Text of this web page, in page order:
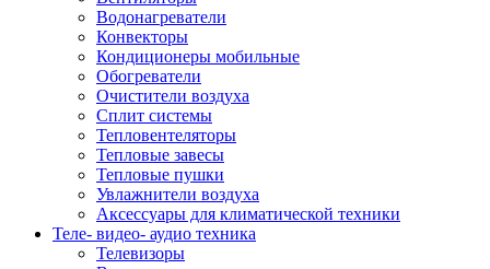
Водонагреватели
Конвекторы
Кондиционеры мобильные
Обогреватели
Очистители воздуха
Сплит системы
Тепловентеляторы
Тепловые завесы
Тепловые пушки
Увлажнители воздуха
Аксессуары для климатической техники
Теле- видео- аудио техника
Телевизоры